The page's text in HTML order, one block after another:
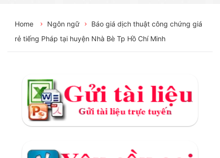
Home Ngôn ngữ
Báo giá dịch thuật công chứng giá
rẻ tiếng Pháp tại huyện Nhà Bè Tp Hồ Chí Minh